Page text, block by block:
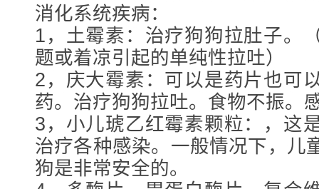
消化系统疾病：
1，土霉素：治疗狗狗拉肚子。
题或着凉引起的单纯性拉吐）
2，庆大霉素：可以是药片也可
药。治疗狗狗拉吐。食物不振。
3，小儿琥乙红霉素颗粒：，这
治疗各种感染。一般情况下，儿
狗是非常安全的。